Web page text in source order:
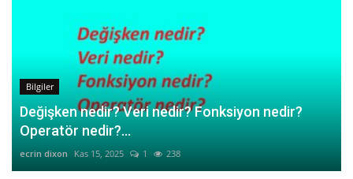
Bilgiler
Değişken nedir? Veri nedir? Fonksiyon nedir?
Operatör nedir?...
ecrin dixon Kas 15, 2025 1 238